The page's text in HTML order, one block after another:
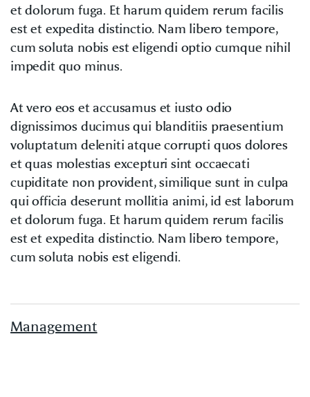
et dolorum fuga. Et harum quidem rerum facilis
est et expedita distinctio. Nam libero tempore,
cum soluta nobis est eligendi optio cumque nihil
impedit quo minus.
At vero eos et accusamus et iusto odio
dignissimos ducimus qui blanditiis praesentium
voluptatum deleniti atque corrupti quos dolores
et quas molestias excepturi sint occaecati
cupiditate non provident, similique sunt in culpa
qui officia deserunt mollitia animi, id est laborum
et dolorum fuga. Et harum quidem rerum facilis
est et expedita distinctio. Nam libero tempore,
cum soluta nobis est eligendi.
Management